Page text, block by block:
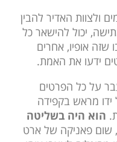
ולצוות האדיר להבין
יכול להישאר כל
שזה אופיו, אחרים
ידעו את האמת.
על כל הפרטים
ידו מראש בקפידה
הוא היה בשליטה
שום פאניקה של ארט